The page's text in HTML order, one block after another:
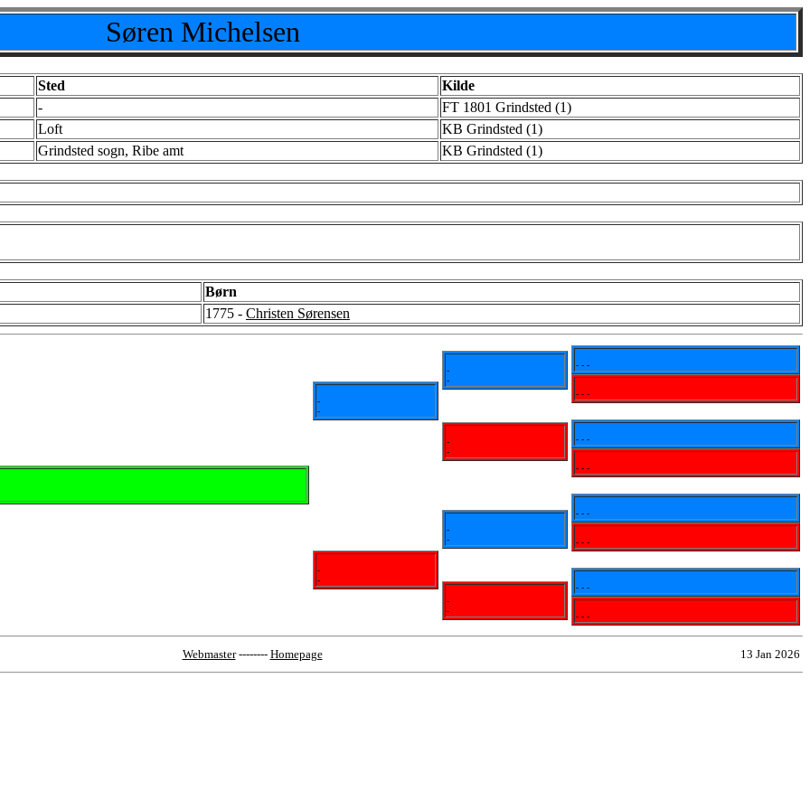
Søren Michelsen
Sted
Kilde
-
FT 1801 Grindsted (1)
Loft
KB Grindsted (1)
Grindsted sogn, Ribe amt KB Grindsted (1)
Børn
1775 - Christen Sørensen
-
-
-
-
-
-
-
-
-
-
-
-
- - -
- - -
- - -
- - -
- - -
- - -
- - -
- - -
Webmaster-------- Homepage 13 Jan 2026